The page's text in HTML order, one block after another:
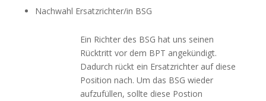
Nachwahl Ersatzrichter/in BSG
Ein Richter des BSG hat uns seinen
Rücktritt vor dem BPT angekündigt.
Dadurch rückt ein Ersatzrichter auf diese
Position nach. Um das BSG wieder
aufzufüllen, sollte diese Postion